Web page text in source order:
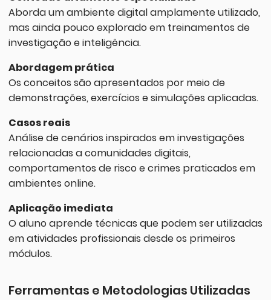
Aborda um ambiente digital amplamente utilizado,
mas ainda pouco explorado em treinamentos de
investigação e inteligência.
Abordagem prática
Os conceitos são apresentados por meio de
demonstrações, exercícios e simulações aplicadas.
Casos reais
Análise de cenários inspirados em investigações
relacionadas a comunidades digitais,
comportamentos de risco e crimes praticados em
ambientes online.
Aplicação imediata
O aluno aprende técnicas que podem ser utilizadas
em atividades profissionais desde os primeiros
módulos.
Ferramentas e Metodologias Utilizadas